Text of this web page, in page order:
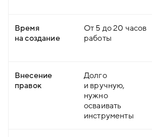
Время
на создание
От 5 до 20 часов
работы
Внесение
правок
Долго
и вручную,
нужно
осваивать
инструменты